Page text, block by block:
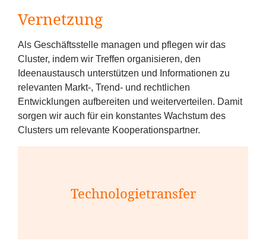
Vernetzung
Als Geschäftsstelle managen und pflegen wir das
Cluster, indem wir Treffen organisieren, den
Ideenaustausch unterstützen und Informationen zu
relevanten Markt‑, Trend- und rechtlichen
Entwicklungen aufbereiten und weiterverteilen. Damit
sorgen wir auch für ein konstantes Wachstum des
Clusters um relevante Kooperationspartner.
Technologietransfer